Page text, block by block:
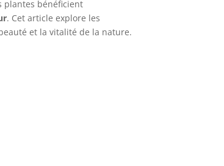
plantes bénéficient
. Cet article explore les
et la vitalité de la nature.